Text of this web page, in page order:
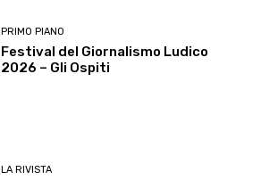
PRIMO PIANO
Festival del Giornalismo Ludico
2026 – Gli Ospiti
LA RIVISTA